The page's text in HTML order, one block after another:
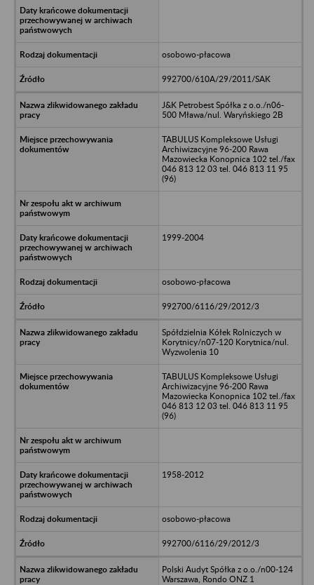
osobowo-płacowa
992700/610A/29/2011/SAK
J&K Petrobest Spółka z o.o./n06-
500 Mława/nul. Waryńskiego 2B
TABULUS Kompleksowe Usługi
Archiwizacyjne 96-200 Rawa
Mazowiecka Konopnica 102 tel./fax
046 813 12 03 tel. 046 813 11 95
(96)
1999-2004
osobowo-płacowa
992700/6116/29/2012/3
Spółdzielnia Kółek Rolniczych w
Korytnicy/n07-120 Korytnica/nul.
Wyzwolenia 10
TABULUS Kompleksowe Usługi
Archiwizacyjne 96-200 Rawa
Mazowiecka Konopnica 102 tel./fax
046 813 12 03 tel. 046 813 11 95
(96)
1958-2012
osobowo-płacowa
992700/6116/29/2012/3
Polski Audyt Spółka z o.o./n00-124
Warszawa, Rondo ONZ 1